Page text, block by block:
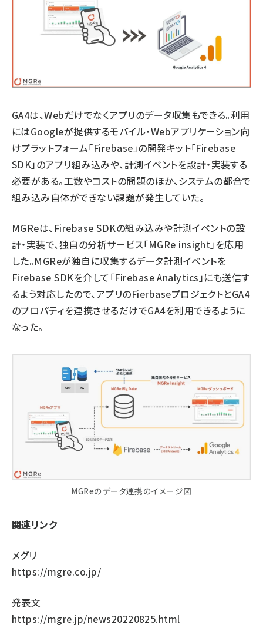
GA4は、Webだけでなくアプリのデータ収集もできる。利用
にはGoogleが提供するモバイル・Webアプリケーション向
けプラットフォーム「Firebase」の開発キット「Firebase
SDK」のアプリ組み込みや、計測イベントを設計・実装する
必要がある。工数やコストの問題のほか、システムの都合で
組み込み自体ができない課題が発生していた。
MGReは、Firebase SDKの組み込みや計測イベントの設
計・実装で、独自の分析サービス「MGRe insight」を応用
した。MGReが独自に収集するデータ計測イベントを
Firebase SDKを介して「Firebase Analytics」にも送信す
るよう対応したので、アプリのFierbaseプロジェクトとGA4
のプロパティを連携させるだけでGA4を利用できるように
なった。
MGReのデータ連携のイメージ図
関連リンク
メグリ
https://mgre.co.jp/
発表文
https://mgre.jp/news20220825.html